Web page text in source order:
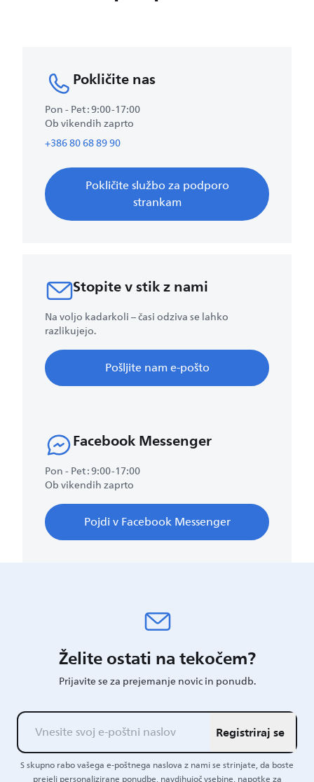
Pokličite nas
Pon - Pet : 9:00-17:00
Ob vikendih zaprto
+386 80 68 89 90
Pokličite službo za podporo
strankam
Stopite v stik z nami
Na voljo kadarkoli – časi odziva se lahko
razlikujejo.
Pošljite nam e-pošto
Facebook Messenger
Pon - Pet : 9:00-17:00
Ob vikendih zaprto
Pojdi v Facebook Messenger
Želite ostati na tekočem?
Prijavite se za prejemanje novic in ponudb.
Registriraj se
S skupno rabo vašega e-poštnega naslova z nami se strinjate, da boste